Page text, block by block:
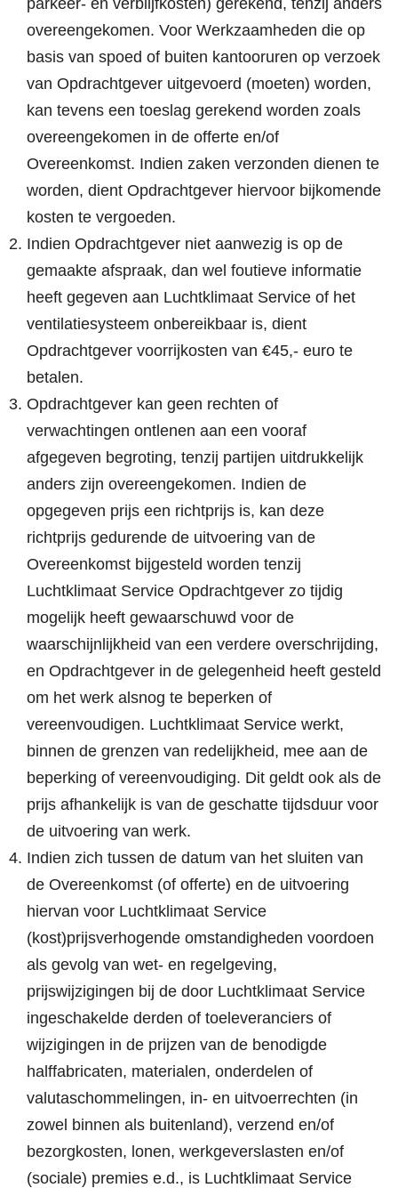
parkeer- en verblijfkosten) gerekend, tenzij anders
overeengekomen. Voor Werkzaamheden die op
basis van spoed of buiten kantooruren op verzoek
van Opdrachtgever uitgevoerd (moeten) worden,
kan tevens een toeslag gerekend worden zoals
overeengekomen in de offerte en/of
Overeenkomst. Indien zaken verzonden dienen te
worden, dient Opdrachtgever hiervoor bijkomende
kosten te vergoeden.
Indien Opdrachtgever niet aanwezig is op de
gemaakte afspraak, dan wel foutieve informatie
heeft gegeven aan Luchtklimaat Service of het
ventilatiesysteem onbereikbaar is, dient
Opdrachtgever voorrijkosten van €45,- euro te
betalen.
Opdrachtgever kan geen rechten of
verwachtingen ontlenen aan een vooraf
afgegeven begroting, tenzij partijen uitdrukkelijk
anders zijn overeengekomen. Indien de
opgegeven prijs een richtprijs is, kan deze
richtprijs gedurende de uitvoering van de
Overeenkomst bijgesteld worden tenzij
Luchtklimaat Service Opdrachtgever zo tijdig
mogelijk heeft gewaarschuwd voor de
waarschijnlijkheid van een verdere overschrijding,
en Opdrachtgever in de gelegenheid heeft gesteld
om het werk alsnog te beperken of
vereenvoudigen. Luchtklimaat Service werkt,
binnen de grenzen van redelijkheid, mee aan de
beperking of vereenvoudiging. Dit geldt ook als de
prijs afhankelijk is van de geschatte tijdsduur voor
de uitvoering van werk.
Indien zich tussen de datum van het sluiten van
de Overeenkomst (of offerte) en de uitvoering
hiervan voor Luchtklimaat Service
(kost)prijsverhogende omstandigheden voordoen
als gevolg van wet- en regelgeving,
prijswijzigingen bij de door Luchtklimaat Service
ingeschakelde derden of toeleveranciers of
wijzigingen in de prijzen van de benodigde
halffabricaten, materialen, onderdelen of
valutaschommelingen, in- en uitvoerrechten (in
zowel binnen als buitenland), verzend en/of
bezorgkosten, lonen, werkgeverslasten en/of
(sociale) premies e.d., is Luchtklimaat Service